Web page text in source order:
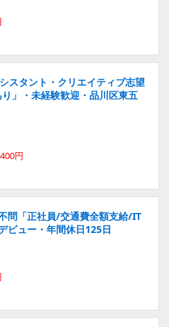
スタント・クリエイティブ志望
」・未経験歓迎・品川区東五
円
問「正社員/交通費全額支給/IT
ビュー・年間休日125日